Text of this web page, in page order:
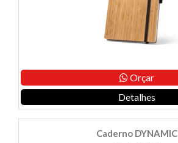
Orçar
Detalhes
Caderno DYNAMIC